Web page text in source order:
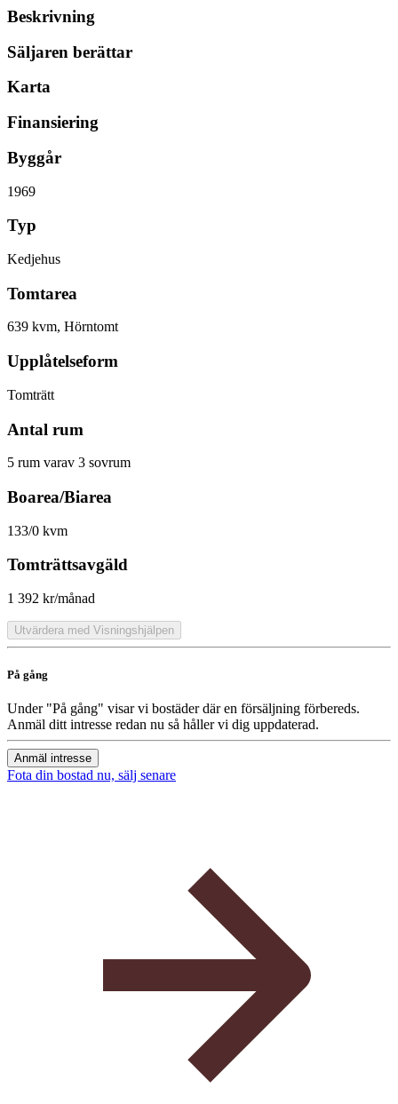
Beskrivning
Säljaren berättar
Karta
Finansiering
Byggår
1969
Typ
Kedjehus
Tomtarea
639 kvm, Hörntomt
Upplåtelseform
Tomträtt
Antal rum
5 rum varav 3 sovrum
Boarea/Biarea
133/0 kvm
Tomträttsavgäld
1 392 kr/månad
Utvärdera med Visningshjälpen
På gång
Under "På gång" visar vi bostäder där en försäljning förbereds.
Anmäl ditt intresse redan nu så håller vi dig uppdaterad.
Anmäl intresse
Fota din bostad nu, sälj senare